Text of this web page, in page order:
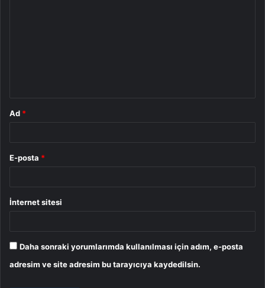
Ad *
E-posta *
İnternet sitesi
Daha sonraki yorumlarımda kullanılması için adım, e-posta
adresim ve site adresim bu tarayıcıya kaydedilsin.